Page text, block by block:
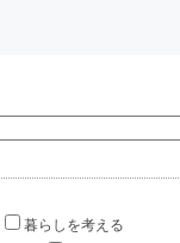
暮らしを考える